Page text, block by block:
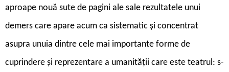
aproape nouă sute de pagini ale sale rezultatele unui
demers care apare acum ca sistematic și concentrat
asupra unuia dintre cele mai importante forme de
cuprindere și reprezentare a umanității care este teatrul: s-